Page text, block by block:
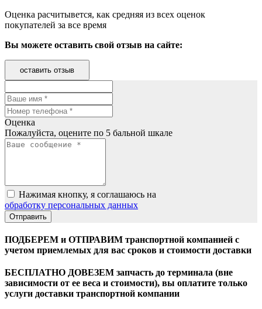
Оценка расчитывется, как средняя из всех оценок
покупателей за все время
Вы можете оставить свой отзыв на сайте:
оставить отзыв
Оценка
Пожалуйста, оцените по 5 бальной шкале
Нажимая кнопку, я соглашаюсь на
обработку персональных данных
ПОДБЕРЕМ и ОТПРАВИМ транспортной компанией с
учетом приемлемых для вас сроков и стоимости доставки
БЕСПЛАТНО ДОВЕЗЕМ запчасть до терминала (вне
зависимости от ее веса и стоимости), вы оплатите только
услуги доставки транспортной компании